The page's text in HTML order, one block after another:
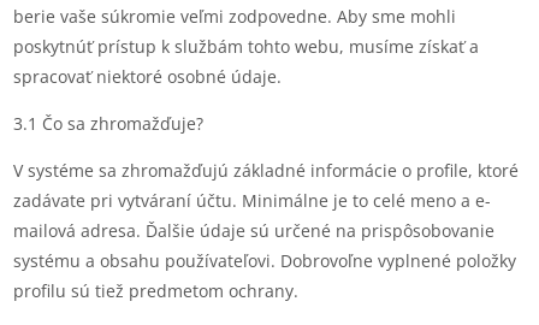
berie vaše súkromie veľmi zodpovedne. Aby sme mohli
poskytnúť prístup k službám tohto webu, musíme získať a
spracovať niektoré osobné údaje.
3.1 Čo sa zhromažďuje?
V systéme sa zhromažďujú základné informácie o profile, ktoré
zadávate pri vytváraní účtu. Minimálne je to celé meno a e-
mailová adresa. Ďalšie údaje sú určené na prispôsobovanie
systému a obsahu používateľovi. Dobrovoľne vyplnené položky
profilu sú tiež predmetom ochrany.